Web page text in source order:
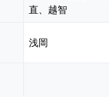
直、越智
浅岡